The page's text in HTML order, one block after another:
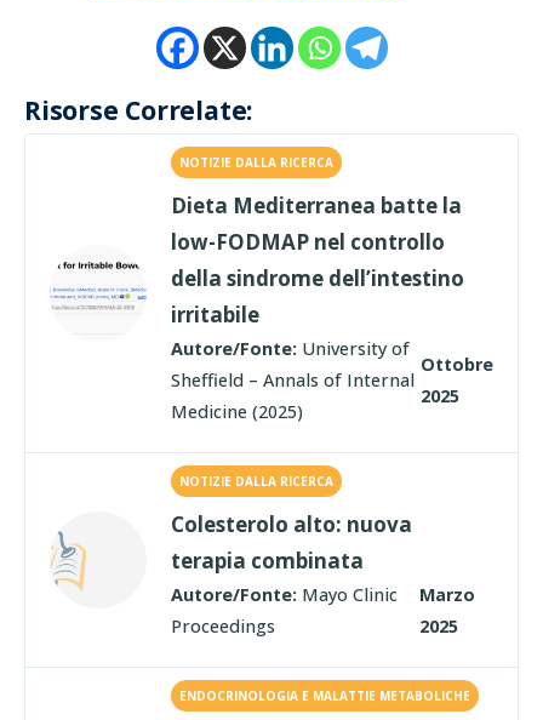
Risorse Correlate:
NOTIZIE DALLA RICERCA
Dieta Mediterranea batte la
low-FODMAP nel controllo
della sindrome dell’intestino
irritabile
Autore/Fonte: University of
Sheffield – Annals of Internal
Medicine (2025)
Ottobre
2025
NOTIZIE DALLA RICERCA
Colesterolo alto: nuova
terapia combinata
Autore/Fonte: Mayo Clinic
Proceedings
Marzo
2025
ENDOCRINOLOGIA E MALATTIE METABOLICHE